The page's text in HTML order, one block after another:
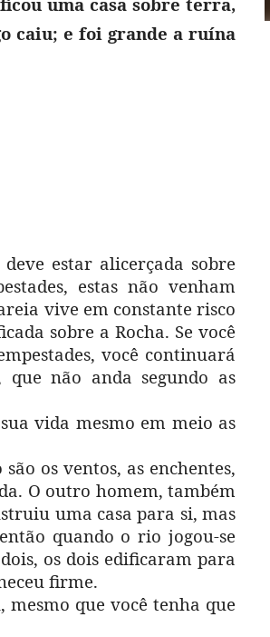
caiu; e foi grande a ruína
estar alicerçada sobre
estas não venham
vive em constante risco
sobre a Rocha. Se você
você continuará
não anda segundo as
vida mesmo em meio as
os ventos, as enchentes,
O outro homem, também
uma casa para si, mas
quando o rio jogou-se
os dois edificaram para
firme.
que você tenha que